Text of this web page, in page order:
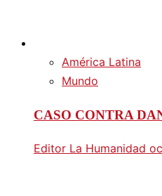
América Latina
Mundo
CASO CONTRA
Editor La Humanidad